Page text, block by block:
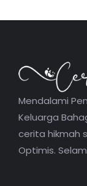
Mendalami
Keluarga
cerita hikmah
Optimis.